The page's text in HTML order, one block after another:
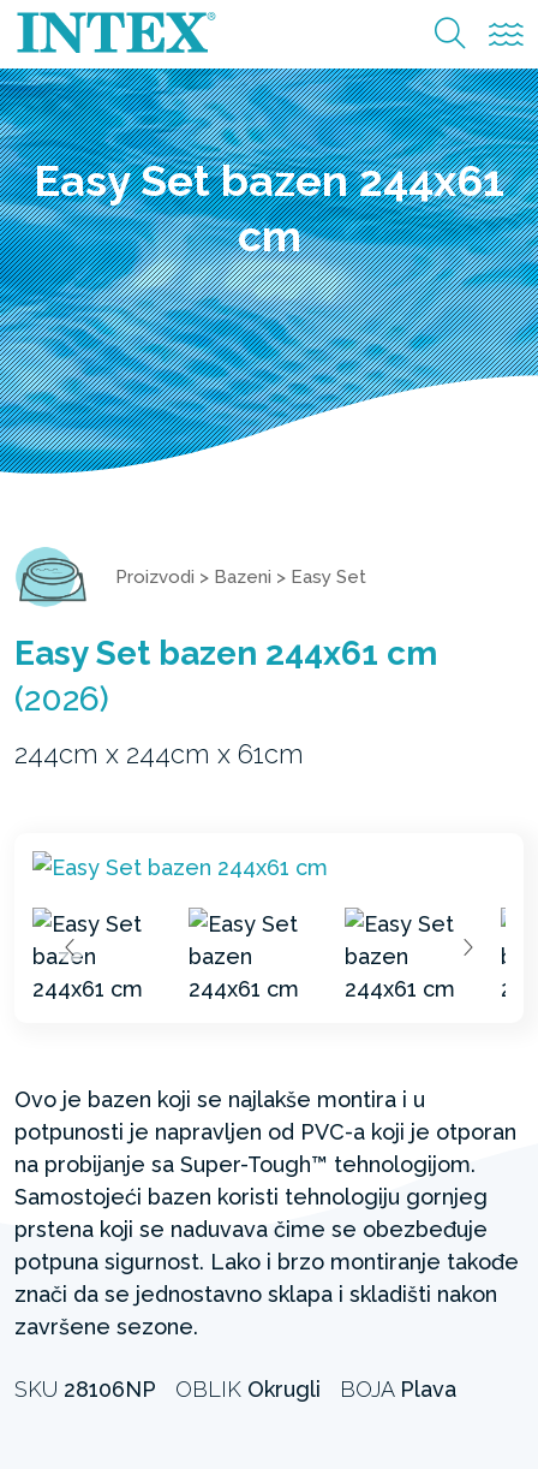
Easy Set bazen 244x61
cm
Proizvodi > Bazeni > Easy Set
Easy Set bazen 244x61 cm
(2026)
244cm x 244cm x 61cm
Ovo je bazen koji se najlakše montira i u
potpunosti je napravljen od PVC-a koji je otporan
na probijanje sa Super-Tough™ tehnologijom.
Samostojeći bazen koristi tehnologiju gornjeg
prstena koji se naduvava čime se obezbeđuje
potpuna sigurnost. Lako i brzo montiranje takođe
znači da se jednostavno sklapa i skladišti nakon
završene sezone.
SKU 28106NP OBLIK Okrugli BOJA Plava